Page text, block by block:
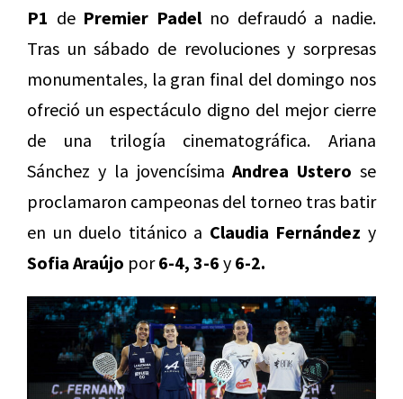
P1 de Premier Padelno defraudó a nadie.
Tras un sábado de revoluciones y sorpresas
monumentales, la gran final del domingo nos
ofreció un espectáculo digno del mejor cierre
de una trilogía cinematográfica. Ariana
Sánchez y la jovencísimaAndrea Ustero se
proclamaron campeonas del torneo tras batir
en un duelo titánico a Claudia Fernández y
Sofia Araújo por6-4, 3-6 y 6-2.